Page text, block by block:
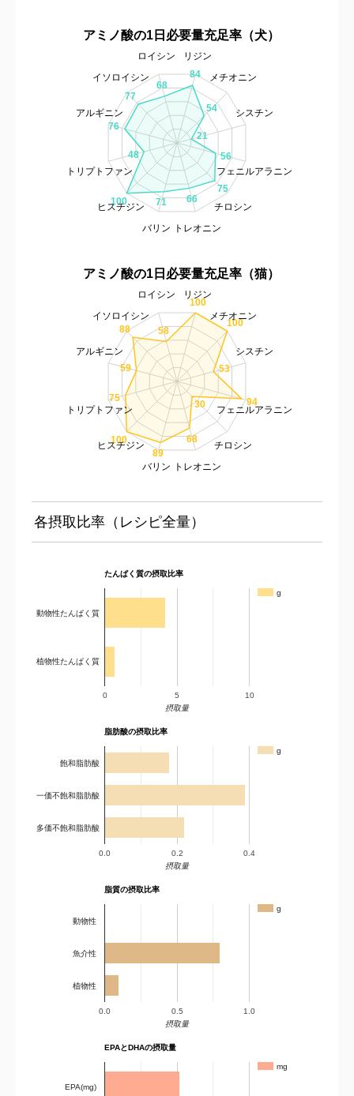
アミノ酸の1日必要量充足率（犬）
76
77
68
84
54
21
56
75
66
71
100
48
アルギニン
イソロイシン
ロイシン
リジン
メチオニン
シスチン
フェニルアラニン
チロシン
トレオニン
バリン
ヒスチジン
トリプトファン
アミノ酸の1日必要量充足率（猫）
59
88 58
100
100
53
94
30
68
89
100
75
アルギニン
イソロイシン
ロイシン
リジン
メチオニン
シスチン
フェニルアラニン
チロシン
トレオニン
バリン
ヒスチジン
トリプトファン
各摂取比率（レシピ全量）
たんぱく質の摂取比率
g
0 5 10
動物性たんぱく質
植物性たんぱく質
摂取量
脂肪酸の摂取比率
g
0.0 0.2 0.4
飽和脂肪酸
一価不飽和脂肪酸
多価不飽和脂肪酸
摂取量
脂質の摂取比率
g
0.0 0.5 1.0
動物性
魚介性
植物性
摂取量
EPAとDHAの摂取量
mg
EPA(mg)